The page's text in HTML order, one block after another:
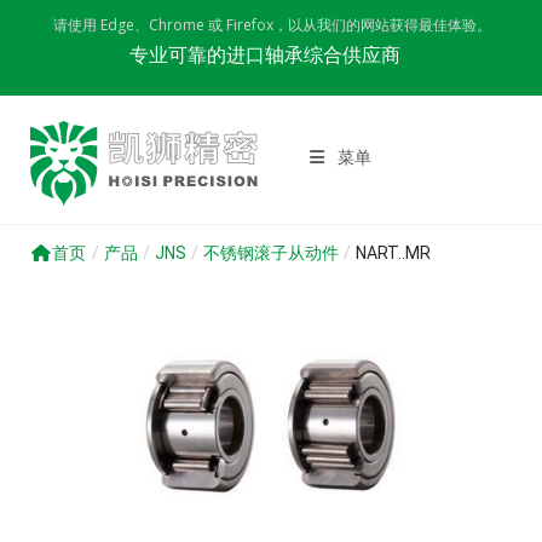
请使用 Edge、Chrome 或 Firefox，以从我们的网站获得最佳体验。
专业可靠的进口轴承综合供应商
菜单
首页 / 产品 / JNS / 不锈钢滚子从动件 / NART..MR